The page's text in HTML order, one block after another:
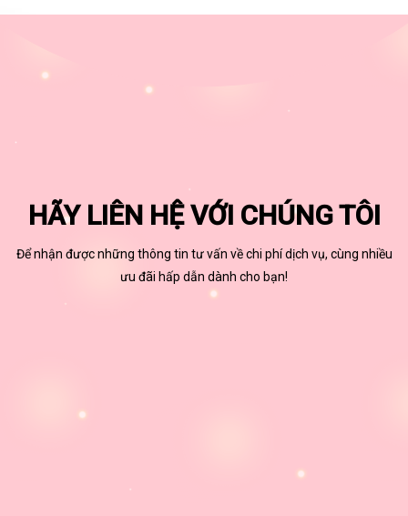
HÃY LIÊN HỆ VỚI CHÚNG TÔI
Để nhận được những thông tin tư vấn về chi phí dịch vụ, cùng nhiều
ưu đãi hấp dẫn dành cho bạn!